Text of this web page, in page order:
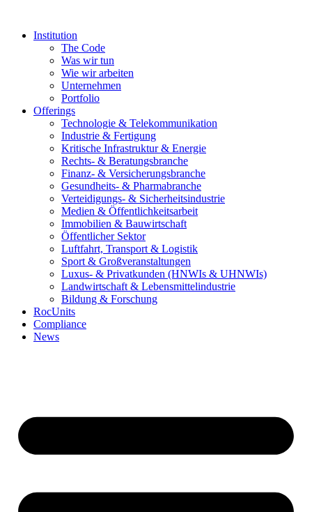
springenInstitution
The Code
Was wir tun
Wie wir arbeiten
Unternehmen
Portfolio
Offerings
Technologie & Telekommunikation
Industrie & Fertigung
Kritische Infrastruktur & Energie
Rechts- & Beratungsbranche
Finanz- & Versicherungsbranche
Gesundheits- & Pharmabranche
Verteidigungs- & Sicherheitsindustrie
Medien & Öffentlichkeitsarbeit
Immobilien & Bauwirtschaft
Öffentlicher Sektor
Luftfahrt, Transport & Logistik
Sport & Großveranstaltungen
Luxus- & Privatkunden (HNWIs & UHNWIs)
Landwirtschaft & Lebensmittelindustrie
Bildung & Forschung
RocUnits
Compliance
News